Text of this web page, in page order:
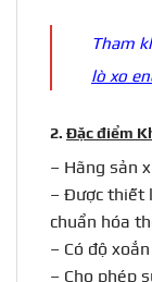
Tham
lò xo
2. Đặc điểm
– Hãng sản
– Được thiết
chuẩn hóa
– Có độ
– Cho phép